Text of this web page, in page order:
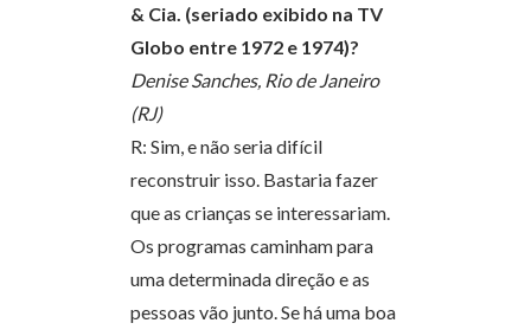
& Cia. (seriado exibido na TV
Globo entre 1972 e 1974)?
Denise Sanches, Rio de Janeiro
(RJ)
R: Sim, e não seria difícil
reconstruir isso. Bastaria fazer
que as crianças se interessariam.
Os programas caminham para
uma determinada direção e as
pessoas vão junto. Se há uma boa